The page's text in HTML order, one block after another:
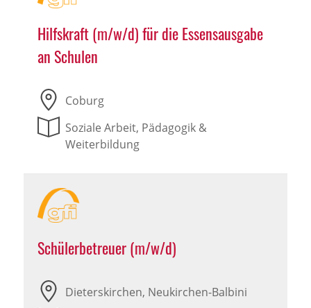
Hilfskraft (m/w/d) für die Essensausgabe
an Schulen
Coburg
Soziale Arbeit, Pädagogik &
Weiterbildung
Schülerbetreuer (m/w/d)
Dieterskirchen, Neukirchen-Balbini